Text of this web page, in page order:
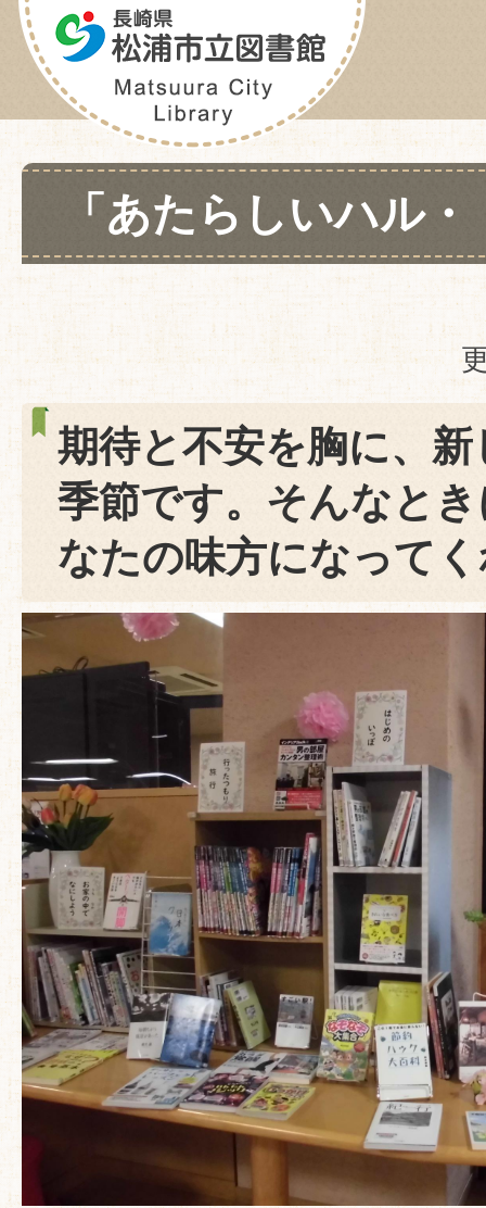
「あたらしいハル
期待と不安を胸に、
季節です。そんなと
なたの味方になって